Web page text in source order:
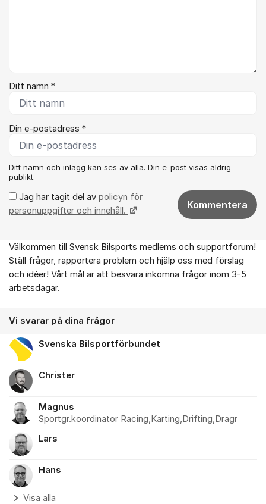
Ditt namn *
Din e-postadress *
Ditt namn och inlägg kan ses av alla. Din e-post visas aldrig
publikt.
Jag har tagit del av policyn för
personuppgifter och innehåll.
Kommentera
Om forumet
Välkommen till Svensk Bilsports medlems och supportforum!
Ställ frågor, rapportera problem och hjälp oss med förslag
och idéer! Vårt mål är att besvara inkomna frågor inom 3-5
arbetsdagar.
Vi svarar på dina frågor
Svenska Bilsportförbundet
Christer
Magnus
Sportgr.koordinator Racing,Karting,Drifting,Dragr
Lars
Hans
Visa alla